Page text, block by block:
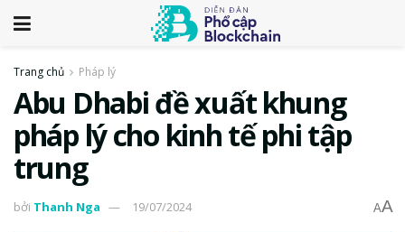
Trang chủ Pháp lý
Abu Dhabi đề xuất khung
pháp lý cho kinh tế phi tập
trung
bởi Thanh Nga 19/07/2024 AA